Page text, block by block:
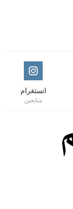
انستغرام
متابعين